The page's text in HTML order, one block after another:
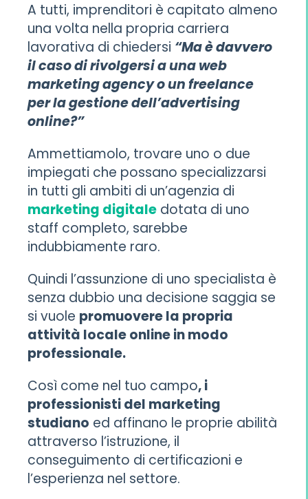
A tutti, imprenditori è capitato almeno
una volta nella propria carriera
lavorativa di chiedersi “Ma è davvero
il caso di rivolgersi a una web
marketing agency o un freelance
per la gestione dell’advertising
online?”
Ammettiamolo, trovare uno o due
impiegati che possano specializzarsi
in tutti gli ambiti di un’agenzia di
marketing digitale dotata di uno
staff completo, sarebbe
indubbiamente raro.
Quindi l’assunzione di uno specialista è
senza dubbio una decisione saggia se
si vuole promuovere la propria
attività locale online in modo
professionale.
Così come nel tuo campo, i
professionisti del marketing
studiano ed affinano le proprie abilità
attraverso l’istruzione, il
conseguimento di certificazioni e
l’esperienza nel settore.